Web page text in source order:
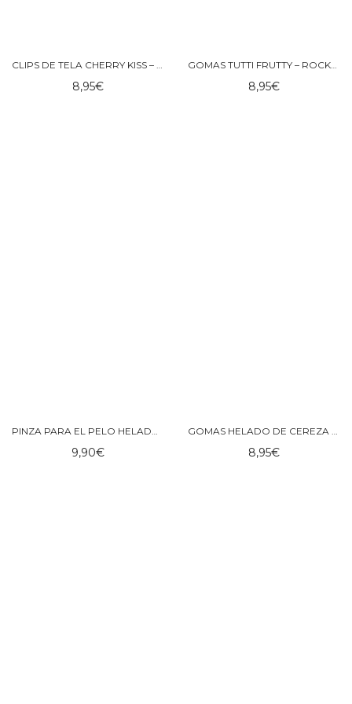
CLIPS DE TELA CHERRY KISS – ROCKAHULA
8,95€
GOMAS TUTTI FRUTTY – ROCKAHULA
8,95€
PINZA PARA EL PELO HELADO DE CEREZA – ROCKAHULA
9,90€
GOMAS HELADO DE CEREZA – ROCKAHULA
8,95€